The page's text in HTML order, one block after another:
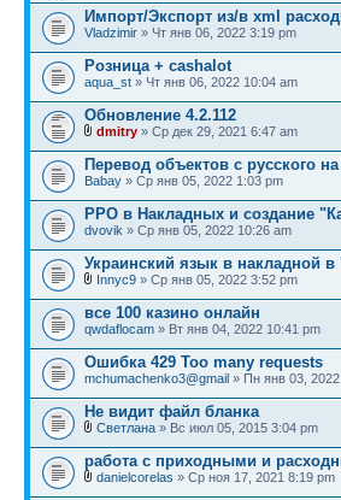
Импорт/Экспорт из/в xml
Vladzimir » Чт янв 06, 2022 3:19 pm
Розница + cashalot
aqua_st » Чт янв 06, 2022 10:04 am
Обновление 4.2.112
dmitry » Ср дек 29, 2021 6:47 am
Перевод объектов с русского
Babay » Ср янв 05, 2022 1:03 pm
РРО в Накладных и создание
dvovik » Ср янв 05, 2022 10:26 am
Украинский язык в накладной
Innyc9 » Ср янв 05, 2022 3:52 pm
все 100 казино онлайн
qwdaflocam » Вт янв 04, 2022 10:41 pm
Ошибка 429 Too many requests
mchumachenko3@gmail » Пн янв 03,
Не видит файл бланка
Светлана » Вс июл 05, 2015 3:04 pm
работа с приходными и
danielcorelas » Ср ноя 17, 2021 8:19 pm